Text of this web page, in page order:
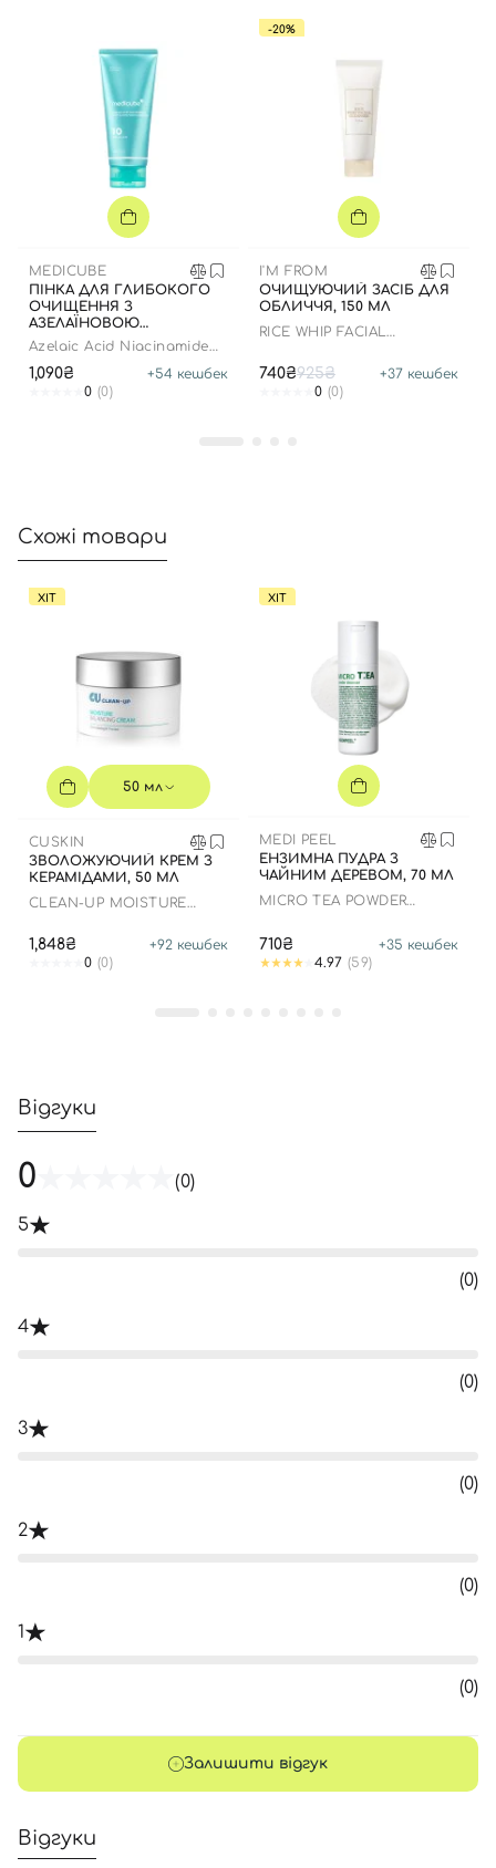
MEDICUBE
ПІНКА ДЛЯ ГЛИБОКОГО
ОЧИЩЕННЯ З
АЗЕЛАЇНОВОЮ
КИСЛОТОЮ І
Azelaic Acid Niacinamide
1,090₴ +54 кешбек
0 (0)
-20%
I'M FROM
ОЧИЩУЮЧИЙ ЗАСІБ ДЛЯ
ОБЛИЧЧЯ, 150 МЛ
RICE WHIP FACIAL
740₴925₴ +37 кешбек
0 (0)
Схожі товари
ХІТ
50 мл
CUSKIN
ЗВОЛОЖУЮЧИЙ КРЕМ З
КЕРАМІДАМИ, 50 МЛ
CLEAN-UP MOISTURE
1,848₴ +92 кешбек
0 (0)
ХІТ
MEDI PEEL
ЕНЗИМНА ПУДРА З
ЧАЙНИМ ДЕРЕВОМ, 70 МЛ
MICRO TEA POWDER
710₴ +35 кешбек
4.97 (59)
Відгуки
0 (0)
5
(0)
4
(0)
3
(0)
2
(0)
1
(0)
Залишити відгук
Відгуки
Вхід
Номер телефону
Відправляючи форму для авторизації/реєстрації ви
приймаєте умовиУгоди користувача